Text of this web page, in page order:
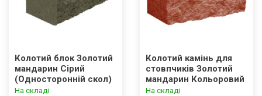
Колотий блок Золотий
мандарин Сірий
(Односторонній скол)
(400х200х200)
На складі
Колотий камінь для
стовпчиків Золотий
мандарин Кольоровий
(300х100х150)
На складі